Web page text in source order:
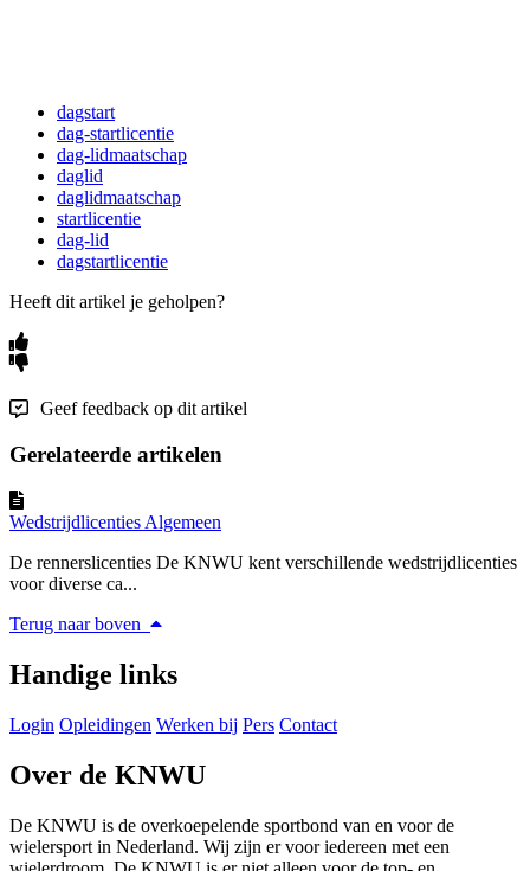
dagstart
dag-startlicentie
dag-lidmaatschap
daglid
daglidmaatschap
startlicentie
dag-lid
dagstartlicentie
Heeft dit artikel je geholpen?
Geef feedback op dit artikel
Gerelateerde artikelen
Wedstrijdlicenties Algemeen
De rennerslicenties De KNWU kent verschillende wedstrijdlicenties
voor diverse ca...
Terug naar boven
Handige links
Login Opleidingen Werken bij Pers Contact
Over de KNWU
De KNWU is de overkoepelende sportbond van en voor de
wielersport in Nederland. Wij zijn er voor iedereen met een